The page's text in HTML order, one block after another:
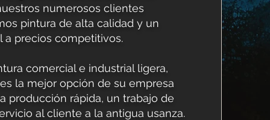
numerosos clientes
pintura de alta calidad y un
a precios competitivos.
comercial e industrial ligera,
la mejor opción de su empresa
producción rápida, un trabajo de
al cliente a la antigua usanza.